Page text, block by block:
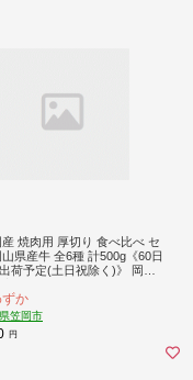
焼肉用 厚切り 食べ比べ セ
山県産牛 全6種 計500g《60日
荷予定(土日祝除く)》 岡山
モモ ラムイチ ブリスケ マ
お取り寄せグルメ---kasao
か
笠岡市
円